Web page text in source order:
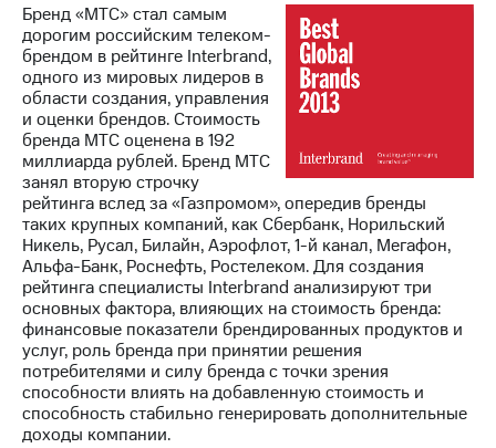
Бренд «МТС» стал самым
дорогим российским телеком-
брендом в рейтинге Interbrand,
одного из мировых лидеров в
области создания, управления
и оценки брендов. Стоимость
бренда МТС оценена в 192
миллиарда рублей. Бренд МТС
занял вторую строчку
рейтинга вслед за «Газпромом», опередив бренды
таких крупных компаний, как Сбербанк, Норильский
Никель, Русал, Билайн, Аэрофлот, 1-й канал, Мегафон,
Альфа-Банк, Роснефть, Ростелеком. Для создания
рейтинга специалисты Interbrand анализируют три
основных фактора, влияющих на стоимость бренда:
финансовые показатели брендированных продуктов и
услуг, роль бренда при принятии решения
потребителями и силу бренда с точки зрения
способности влиять на добавленную стоимость и
способность стабильно генерировать дополнительные
доходы компании.